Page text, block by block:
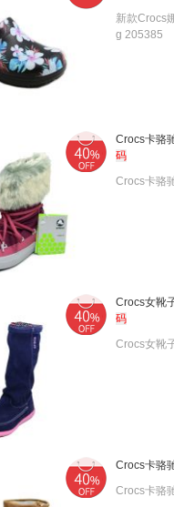
新款Crocs
g 205385
Crocs卡骆
码
Crocs卡骆
Crocs女靴
码
Crocs女靴
Crocs卡骆
Crocs卡骆